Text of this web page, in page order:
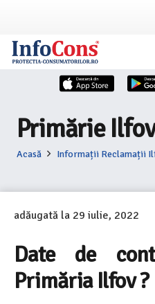
Primărie Ilfov
Acasă Informații Reclamații
adăugată la 29 iulie, 2022
Date de
Primăria Ilfov ?